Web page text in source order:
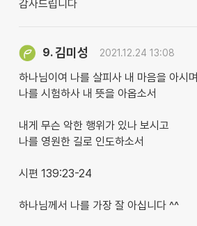
감사드립니다
9.김미성 2021.12.24 13:08
하나님이여 나를 살피사 내 마음을 아시며
나를 시험하사 내 뜻을 아옵소서
내게 무슨 악한 행위가 있나 보시고
나를 영원한 길로 인도하소서
시편 139:23-24
하나님께서 나를 가장 잘 아십니다 ^^